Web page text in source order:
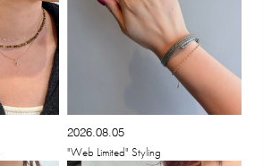
2026.08.05
"Web Limited" Styling